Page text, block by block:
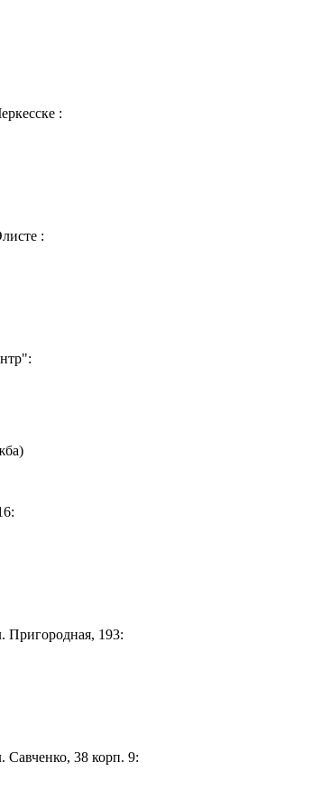
:
:
Пригородная, 193:
Савченко, 38 корп. 9: